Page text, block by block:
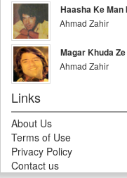
Haasha Ke Man
Ahmad Zahir
Magar Khuda
Ahmad Zahir
Links
About Us
Terms of Use
Privacy Policy
Contact us